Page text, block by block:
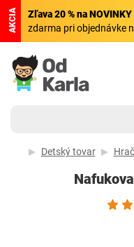
AKCIA Zľava 20 % na
zdarma pri objednávke
Detský tovar